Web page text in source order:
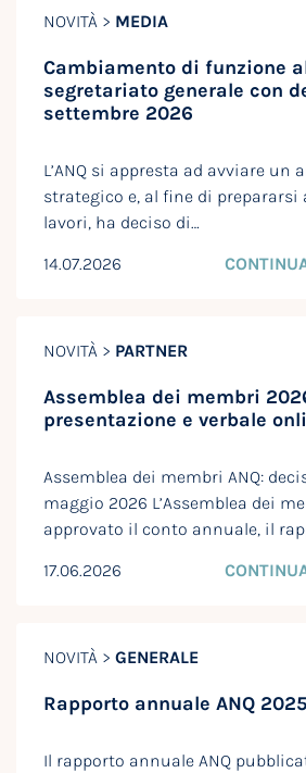
NOVITÀ > MEDIA
Cambiamento di funzione
segretariato generale con
settembre 2026
L’ANQ si appresta ad avviare un
strategico e, al fine di
lavori, ha deciso di…
14.07.2026
NOVITÀ > PARTNER
Assemblea dei membri
presentazione e verbale
Assemblea dei membri ANQ:
maggio 2026 L’Assemblea dei
approvato il conto annuale, il
17.06.2026
NOVITÀ > GENERALE
Rapporto annuale ANQ 2025
Il rapporto annuale ANQ